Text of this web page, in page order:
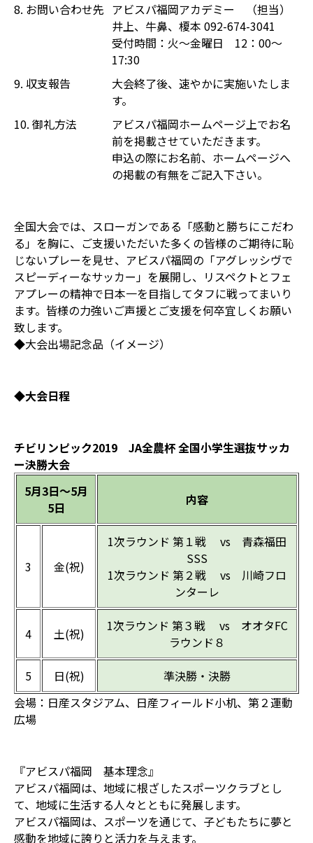
8. お問い合わせ先 アビスパ福岡アカデミー （担当）
井上、牛鼻、榎本 092-674-3041
受付時間：火〜金曜日 12：00〜
17:30
9. 収支報告
大会終了後、速やかに実施いたしま
す。
10. 御礼方法
アビスパ福岡ホームページ上でお名
前を掲載させていただきます。
申込の際にお名前、ホームページへ
の掲載の有無をご記入下さい。
全国大会では、スローガンである「感動と勝ちにこだわ
る」を胸に、ご支援いただいた多くの皆様のご期待に恥
じないプレーを見せ、アビスパ福岡の「アグレッシヴで
スピーディーなサッカー」を展開し、リスペクトとフェ
アプレーの精神で日本一を目指してタフに戦ってまいり
ます。皆様の力強いご声援とご支援を何卒宜しくお願い
致します。
◆大会出場記念品（イメージ）
◆大会日程
チビリンピック2019 JA全農杯 全国小学生選抜サッカ
ー決勝大会
5月3日～5月
5日
内容
3 金(祝)
1次ラウンド 第１戦 vs 青森福田
SSS
1次ラウンド 第２戦 vs 川崎フロ
ンターレ
4 土(祝)
1次ラウンド 第３戦 vs オオタFC
ラウンド８
5
日(祝)
準決勝・決勝
会場：日産スタジアム、日産フィールド小机、第２運動
広場
『アビスパ福岡 基本理念』
アビスパ福岡は、地域に根ざしたスポーツクラブとし
て、地域に生活する人々とともに発展します。
アビスパ福岡は、スポーツを通じて、子どもたちに夢と
感動を地域に誇りと活力を与えます。